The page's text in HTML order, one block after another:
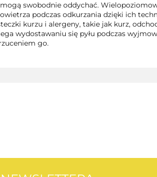
swobodnie oddychać.
podczas odkurzania dzięki ich
kurzu i alergeny, takie jak kurz,
wydostawaniu się pyłu podczas
go.